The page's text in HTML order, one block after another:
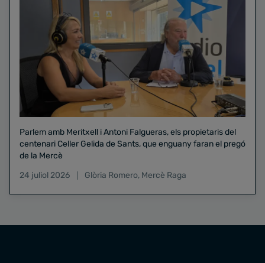
Parlem amb Meritxell i Antoni Falgueras, els propietaris del
centenari Celler Gelida de Sants, que enguany faran el pregó
de la Mercè
24 juliol 2026
Glòria Romero, Mercè Raga